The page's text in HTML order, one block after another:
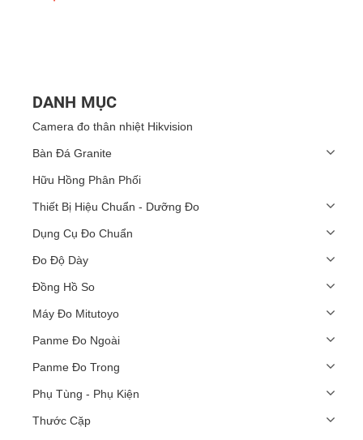
DANH MỤC
Camera đo thân nhiệt Hikvision
Bàn Đá Granite
Hữu Hồng Phân Phối
Thiết Bị Hiệu Chuẩn - Dưỡng Đo
Dụng Cụ Đo Chuẩn
Đo Độ Dày
Đồng Hồ So
Máy Đo Mitutoyo
Panme Đo Ngoài
Panme Đo Trong
Phụ Tùng - Phụ Kiện
Thước Cặp